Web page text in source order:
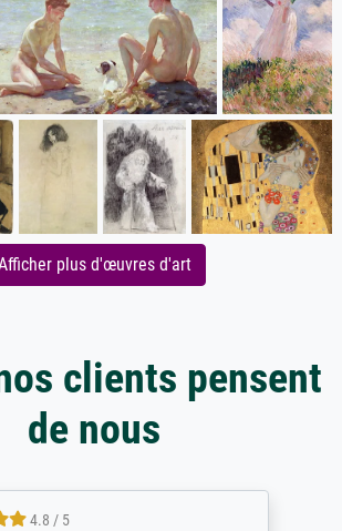
plus d'œuvres d'art
clients pensent
de nous
4.8 / 5